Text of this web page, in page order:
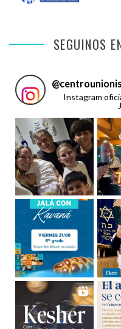
SEGUINOS
@
Instagram